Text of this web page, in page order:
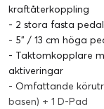
kraftåterkoppling
- 2 stora fasta
- 5” / 13 cm höga
- Taktomkopplare
aktiveringar
- Omfattande
basen) + 1 D-Pad